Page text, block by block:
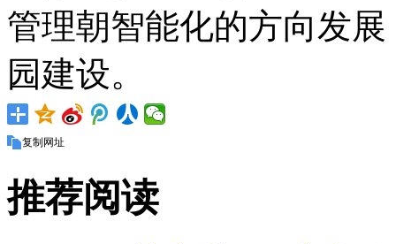
管理朝智能化的方向发
园建设。
复制网址
推荐阅读